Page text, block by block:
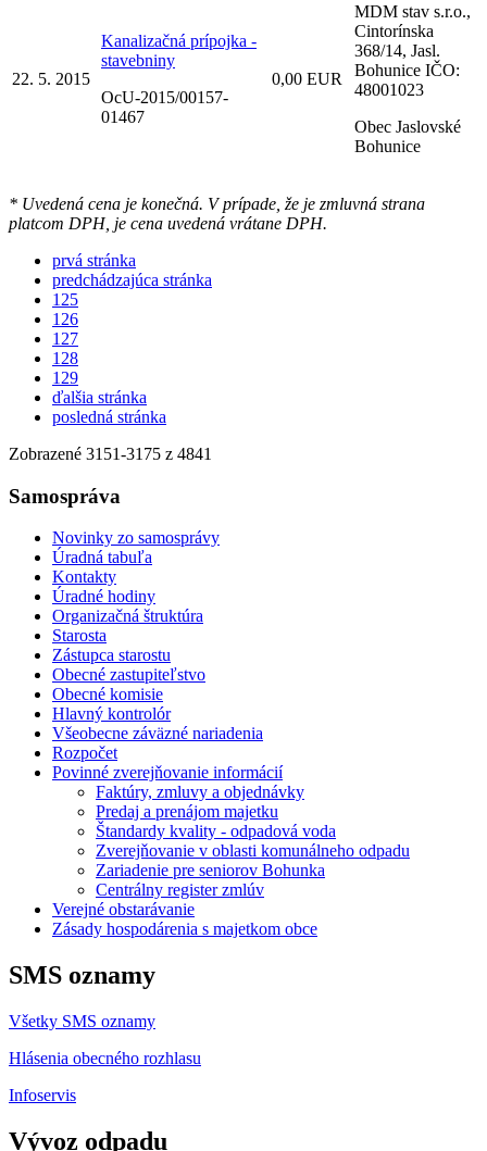
22. 5. 2015
Kanalizačná prípojka -
stavebniny
OcU-2015/00157-
01467
0,00 EUR
MDM stav s.r.o.,
Cintorínska
368/14, Jasl.
Bohunice IČO:
48001023
Obec Jaslovské
Bohunice
* Uvedená cena je konečná. V prípade, že je zmluvná strana
platcom DPH, je cena uvedená vrátane DPH.
prvá stránka
predchádzajúca stránka
125
126
127
128
129
ďalšia stránka
posledná stránka
Zobrazené 3151-3175 z 4841
Samospráva
Novinky zo samosprávy
Úradná tabuľa
Kontakty
Úradné hodiny
Organizačná štruktúra
Starosta
Zástupca starostu
Obecné zastupiteľstvo
Obecné komisie
Hlavný kontrolór
Všeobecne záväzné nariadenia
Rozpočet
Povinné zverejňovanie informácií
Faktúry, zmluvy a objednávky
Predaj a prenájom majetku
Štandardy kvality - odpadová voda
Zverejňovanie v oblasti komunálneho odpadu
Zariadenie pre seniorov Bohunka
Centrálny register zmlúv
Verejné obstarávanie
Zásady hospodárenia s majetkom obce
SMS oznamy
Všetky SMS oznamy
Hlásenia obecného rozhlasu
Infoservis
Vývoz odpadu